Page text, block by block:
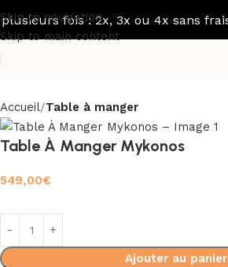
Skip to navigation
Skip to main content
Accueil Table à manger
Table À Manger Mykonos
549,00€
Ajouter au panier
fois : 2x, 3x ou 4x sans frais !